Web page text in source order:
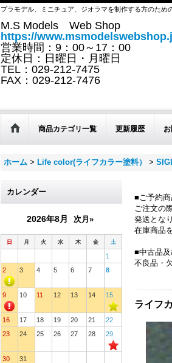
プラモデル、ミニチュア、ジオラマを制作する方のた
M.S Models Web Shop
https://
営業時間：9：00～17：00
定休日：日曜日・月曜日
TEL：029-212-7475
FAX：029-212-7476
商品カテゴリ一覧 更新履歴
ホーム > Life color(ライフカラー塗料） >
カレンダー
2026年8月 次月»
日 月 火 水 木 金 土
1
2
3 4 5 6 7 8
9 10 11 12 13 14 15
16 17 18 19 20 21
22
23
24 25 26 27 28 29
30 31
■ご予約
ご注文の
発送とな
在庫商品
■中古品
不良品・
ライフ